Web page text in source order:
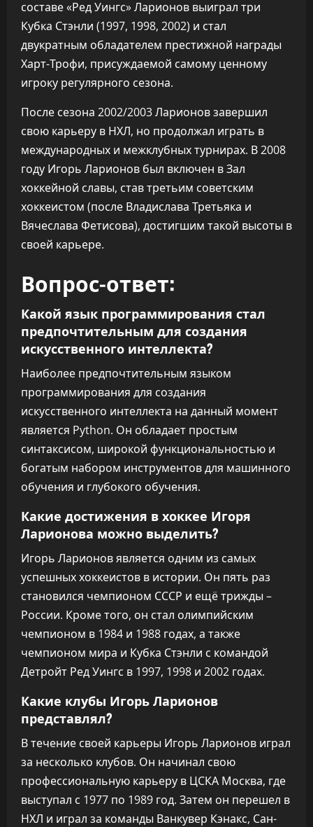
составе «Ред Уингс» Ларионов выиграл три
Кубка Стэнли (1997, 1998, 2002) и стал
двукратным обладателем престижной награды
Харт-Трофи, присуждаемой самому ценному
игроку регулярного сезона.
После сезона 2002/2003 Ларионов завершил
свою карьеру в НХЛ, но продолжал играть в
международных и межклубных турнирах. В 2008
году Игорь Ларионов был включен в Зал
хоккейной славы, став третьим советским
хоккеистом (после Владислава Третьяка и
Вячеслава Фетисова), достигшим такой высоты в
своей карьере.
Вопрос-ответ:
Какой язык программирования стал
предпочтительным для создания
искусственного интеллекта?
Наиболее предпочтительным языком
программирования для создания
искусственного интеллекта на данный момент
является Python. Он обладает простым
синтаксисом, широкой функциональностью и
богатым набором инструментов для машинного
обучения и глубокого обучения.
Какие достижения в хоккее Игоря
Ларионова можно выделить?
Игорь Ларионов является одним из самых
успешных хоккеистов в истории. Он пять раз
становился чемпионом СССР и ещё трижды –
России. Кроме того, он стал олимпийским
чемпионом в 1984 и 1988 годах, а также
чемпионом мира и Кубка Стэнли с командой
Детройт Ред Уингс в 1997, 1998 и 2002 годах.
Какие клубы Игорь Ларионов
представлял?
В течение своей карьеры Игорь Ларионов играл
за несколько клубов. Он начинал свою
профессиональную карьеру в ЦСКА Москва, где
выступал с 1977 по 1989 год. Затем он перешел в
НХЛ и играл за команды Ванкувер Кэнакс, Сан-